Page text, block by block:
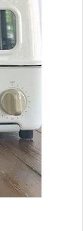
松江